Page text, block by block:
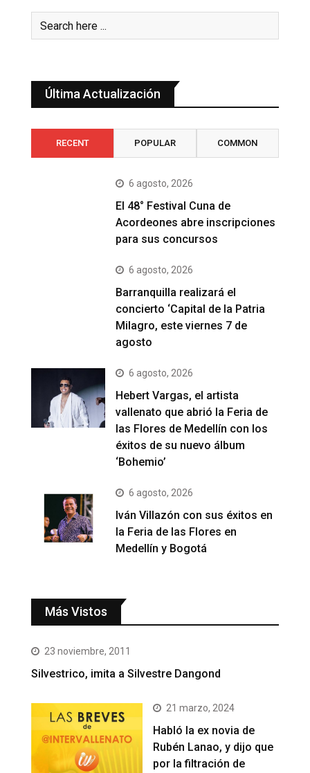
Última Actualización
RECENT POPULAR COMMON
6 agosto, 2026
El 48° Festival Cuna de
Acordeones abre inscripciones
para sus concursos
6 agosto, 2026
Barranquilla realizará el
concierto ‘Capital de la Patria
Milagro, este viernes 7 de
agosto
6 agosto, 2026
Hebert Vargas, el artista
vallenato que abrió la Feria de
las Flores de Medellín con los
éxitos de su nuevo álbum
‘Bohemio’
6 agosto, 2026
Iván Villazón con sus éxitos en
la Feria de las Flores en
Medellín y Bogotá
Más Vistos
23 noviembre, 2011
Silvestrico, imita a Silvestre Dangond
21 marzo, 2024
Habló la ex novia de
Rubén Lanao, y dijo que
por la filtración de